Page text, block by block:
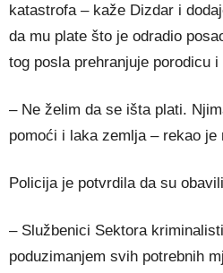
katastrofa – kaže Dizdar i
da mu plate što je odradio
tog posla prehranjuje porodicu i
– Ne želim da se išta plati.
pomoći i laka zemlja – rekao je
Policija je potvrdila da su
– Službenici Sektora
poduzimanjem svih potrebnih